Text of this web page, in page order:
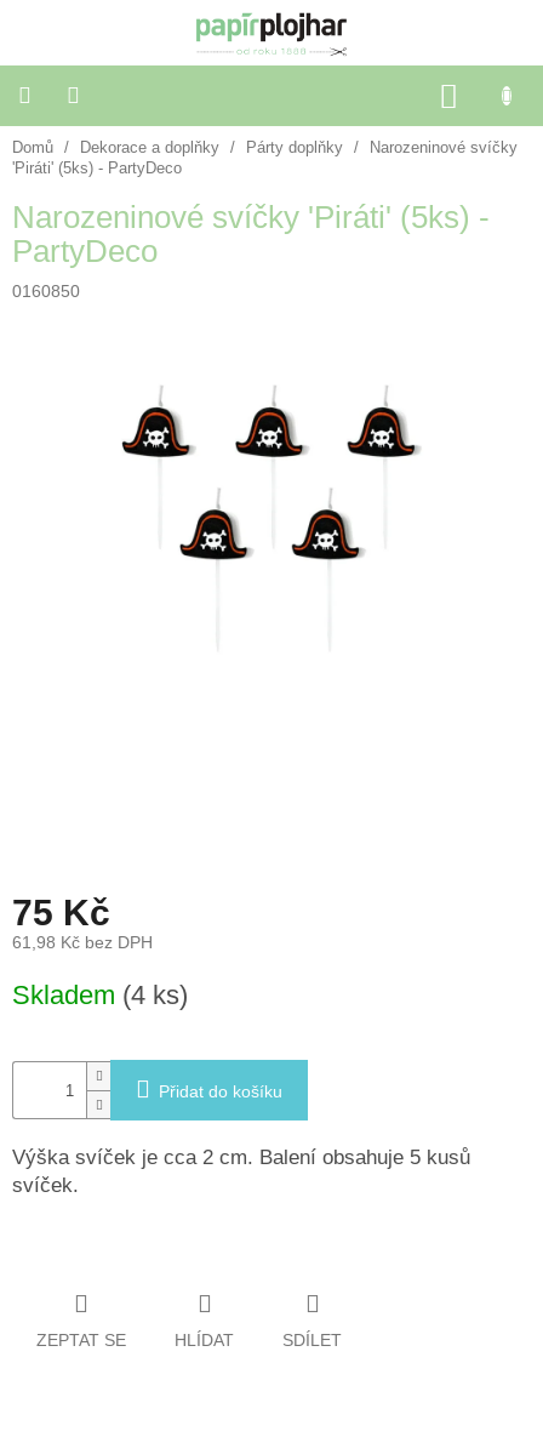
KOŠÍK
Balení
dárků
Dekorace
a
doplňky
Přihlášení
Domů / Dekorace a doplňky / Párty doplňky /
Narozeninové svíčky
'Piráti' (5ks) - PartyDeco
Narozeninové svíčky 'Piráti' (5ks) -
PartyDeco
0160850
75 Kč
61,98 Kč bez DPH
cena:
Skladem (4 ks)
Přidat do košíku
Výška svíček je cca 2 cm. Balení obsahuje 5 kusů
svíček.
ZEPTAT SE HLÍDAT SDÍLET